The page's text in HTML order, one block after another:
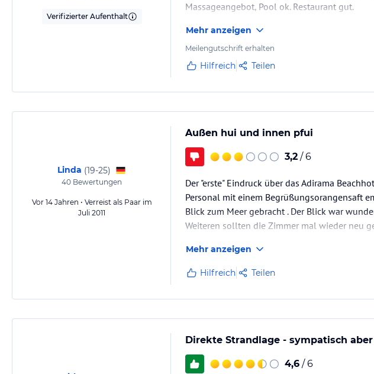
Verifizierter Aufenthalt
Massageangebot, Pool ok. Restaurant gut.
Mehr anzeigen
Meilengutschrift erhalten
Hilfreich Teilen
Linda (19-25)
40 Bewertungen
Vor 14 Jahren • Verreist als Paar im
Juli 2011
Außen hui und innen pfui
3,2 / 6
Der "erste" Eindruck über das Adirama
Personal mit einem Begrüßungsorangensaft
Blick zum Meer gebracht . Der Blick war
Weiteren sollten die Zimmer mal wieder neu
Der Ventilator im Wohnbereich rostete bereits.
Mehr anzeigen
Hilfreich Teilen
Direkte Strandlage - sympatisch
4,6 / 6